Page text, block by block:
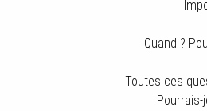
Quand ?
Toutes ces
Pourrais-